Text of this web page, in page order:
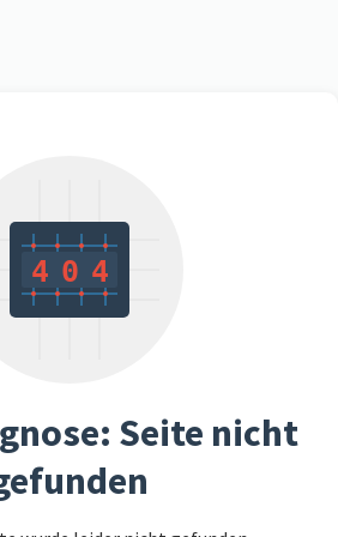
4 0 4
Seite nicht